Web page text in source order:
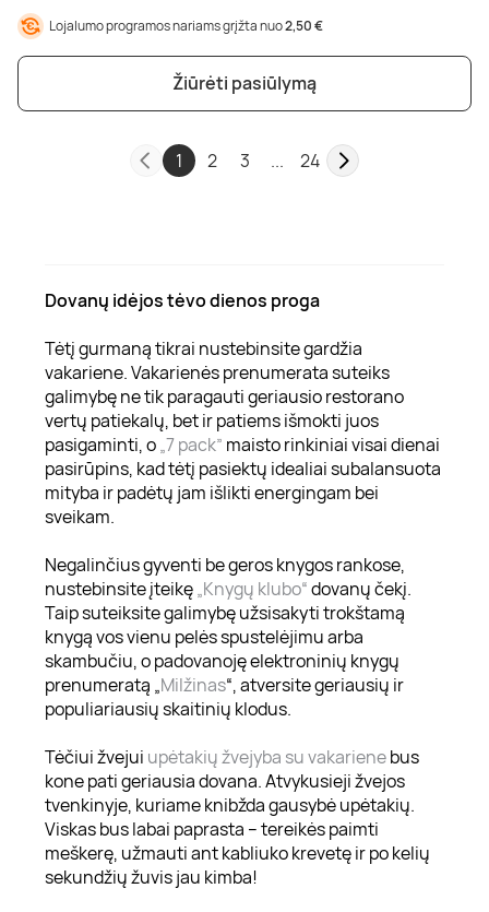
Lojalumo programos nariams grįžta nuo2,50 €
Žiūrėti pasiūlymą
1 2 3 ... 24
Dovanų idėjos tėvo dienos proga
Tėtį gurmaną tikrai nustebinsite gardžia
vakariene. Vakarienės prenumerata suteiks
galimybę ne tik paragauti geriausio restorano
vertų patiekalų, bet ir patiems išmokti juos
pasigaminti, o„7 pack” maisto rinkiniai visai dienai
pasirūpins, kad tėtį pasiektų idealiai subalansuota
mityba ir padėtų jam išlikti energingam bei
sveikam.
Negalinčius gyventi be geros knygos rankose,
nustebinsite įteikę„Knygų klubo“dovanų čekį.
Taip suteiksite galimybę užsisakyti trokštamą
knygą vos vienu pelės spustelėjimu arba
skambučiu, o padovanoję elektroninių knygų
prenumeratą „Milžinas“, atversite geriausių ir
populiariausių skaitinių klodus.
Tėčiui žvejui upėtakių žvejyba su vakarienebus
kone pati geriausia dovana. Atvykusieji žvejos
tvenkinyje, kuriame knibžda gausybė upėtakių.
Viskas bus labai paprasta – tereikės paimti
meškerę, užmauti ant kabliuko krevetę ir po kelių
sekundžių žuvis jau kimba!